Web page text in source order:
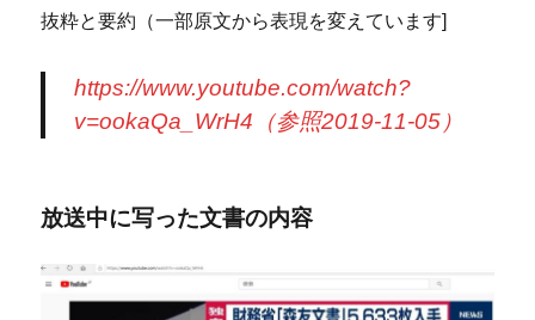
抜粋と要約（一部原文から表現を変えています]
https://www.youtube.com/watch?
v=ookaQa_WrH4（参照2019-11-05）
放送中に写った文書の内容